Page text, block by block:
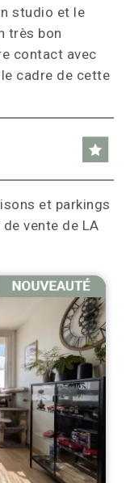
studio et le
très bon
contact avec
cadre de cette
et parkings
vente de LA